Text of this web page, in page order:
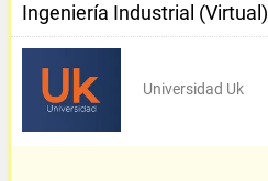
Ingeniería Industrial (Virtual)
Universidad Uk